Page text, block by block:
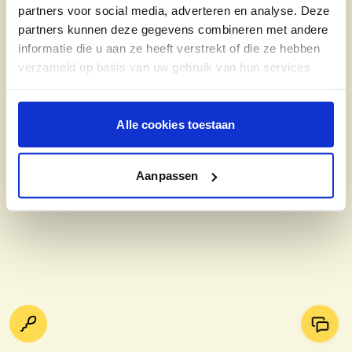
partners voor social media, adverteren en analyse. Deze
partners kunnen deze gegevens combineren met andere
informatie die u aan ze heeft verstrekt of die ze hebben
verzameld op basis van uw gebruik van hun services
Alle cookies toestaan
Aanpassen